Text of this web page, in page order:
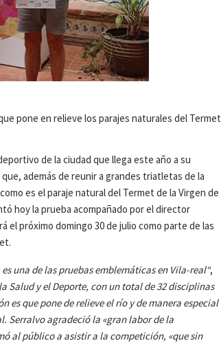
pone en relieve los parajes naturales del Termet
de la ciudad que llega este año a su
además de reunir a grandes triatletas de la
es el paraje natural del Termet de la Virgen de
hoy la prueba acompañado por el director
el próximo domingo 30 de julio como parte de las
una de las pruebas emblemáticas en Vila-real“,
Salud y el Deporte, con un total de 32 disciplinas
es que pone de relieve el río y de manera especial
Serralvo agradeció la «gran labor de la
al público a asistir a la competición, «que sin